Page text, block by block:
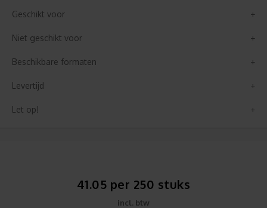
Geschikt voor
Niet geschikt voor
Beschikbare formaten
Levertijd
Let op!
41.05 per 250 stuks
incl. btw